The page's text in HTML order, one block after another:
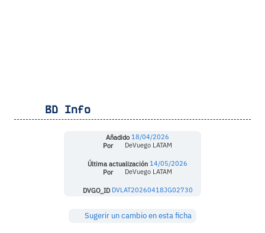
BD Info
Añadido 18/04/2026
Por
DeVuego LATAM
Última actualización 14/05/2026
Por
DeVuego LATAM
DVGO_ID DVLAT20260418JG02730
Sugerir un cambio en esta ficha